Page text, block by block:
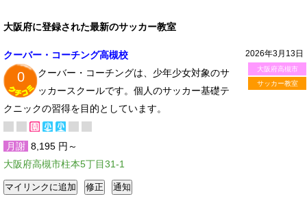
大阪府に登録された最新のサッカー教室
2026年3月13日
大阪府高槻市
サッカー教室
クーバー・コーチング高槻校
0
クーバー・コーチングは、少年少女対象のサ
ッカースクールです。個人のサッカー基礎テ
クニックの習得を目的としています。
月謝 8,195 円～
大阪府高槻市柱本5丁目31-1